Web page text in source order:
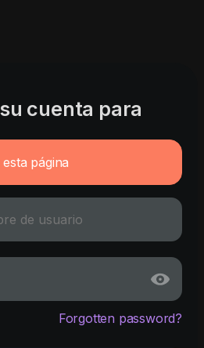
cuenta para
página
Forgotten password?